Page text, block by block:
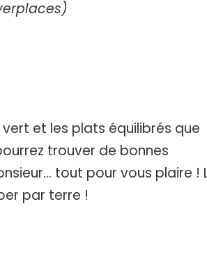
et les plats équilibrés que
trouver de bonnes
tout pour vous plaire !
par terre !